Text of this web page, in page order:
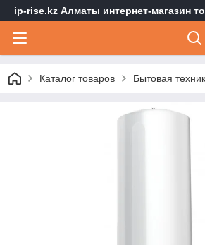
ip-rise.kz Алматы интернет-магазин
Каталог товаров Бытовая